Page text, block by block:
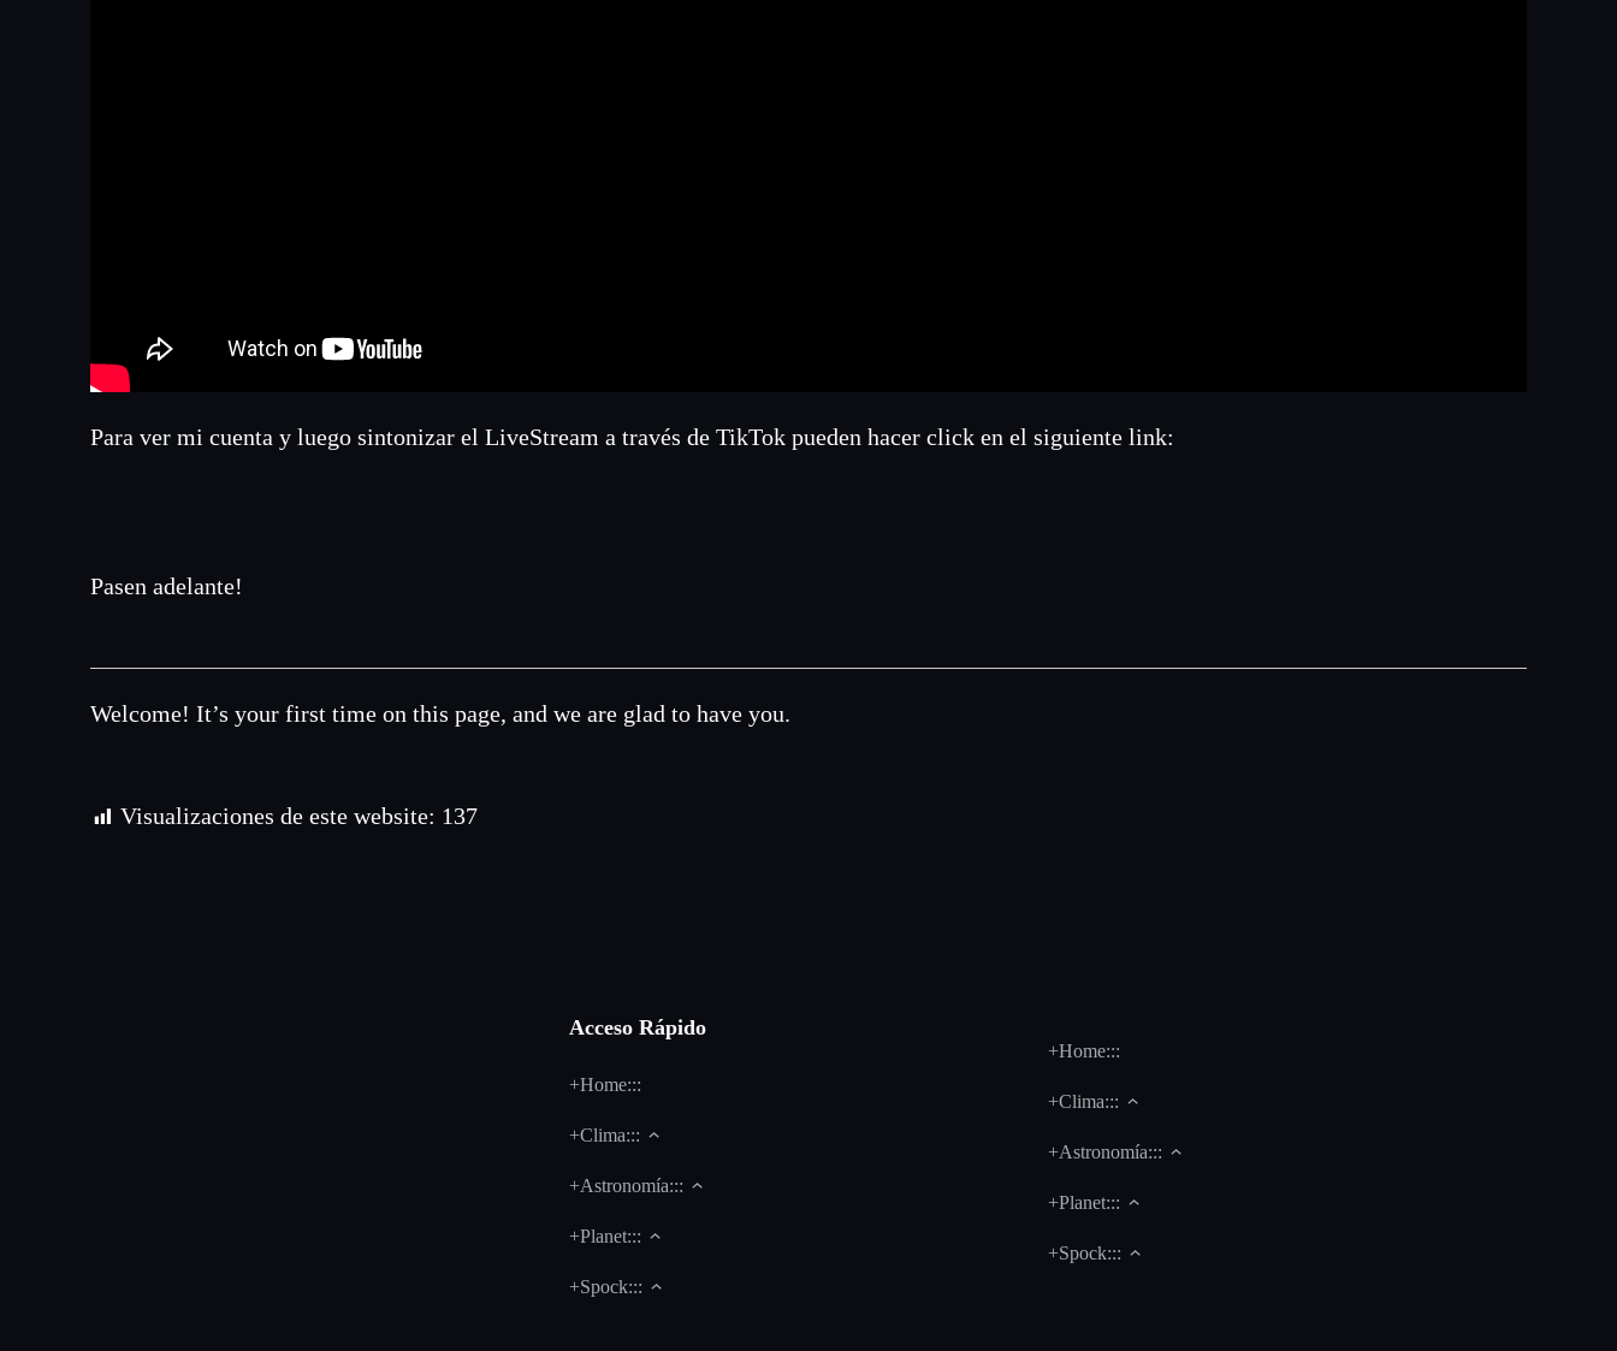
Para ver mi cuenta y luego sintonizar el LiveStream a través de TikTok pueden hacer click en el siguiente link:
Pasen adelante!
Welcome! It’s your first time on this page, and we are glad to have you.
Visualizaciones de este website: 137
Acceso Rápido
+Home:::
+Clima:::
+Astronomía:::
+Planet:::
+Spock:::
+Home:::
+Clima:::
+Astronomía:::
+Planet:::
+Spock:::